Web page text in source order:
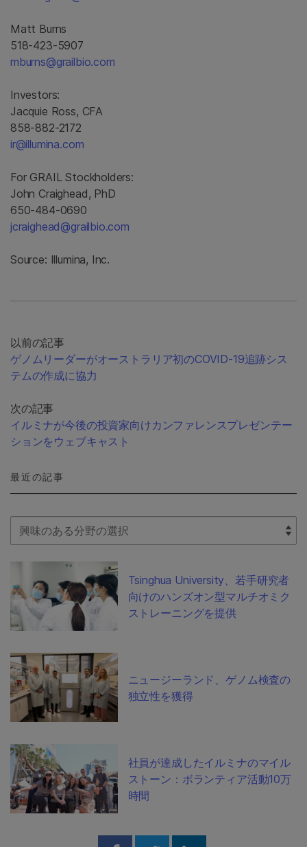
Matt Burns
518-423-5907
mburns@grailbio.com
Investors:
Jacquie Ross, CFA
858-882-2172
ir@illumina.com
For GRAIL Stockholders:
John Craighead, PhD
650-484-0690
jcraighead@grailbio.com
Source: Illumina, Inc.
以前の記事
ゲノムリーダーがオーストラリア初のCOVID-19追跡シス
テムの作成に協力
次の記事
イルミナが今後の投資家向けカンファレンスプレゼンテー
ションをウェブキャスト
最近の記事
Select Filter
Tsinghua University、若手研究者
向けのハンズオン型マルチオミク
ストレーニングを提供
ニュージーランド、ゲノム検査の
独立性を獲得
社員が達成したイルミナのマイル
ストーン：ボランティア活動10万
時間